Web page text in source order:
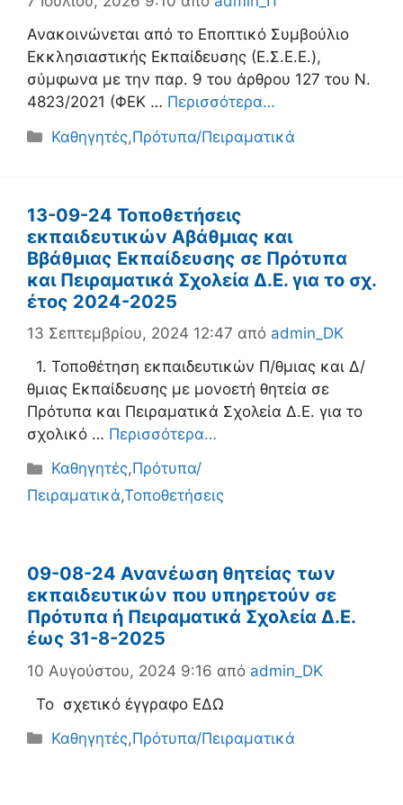
Ανακοινώνεται από το Εποπτικό Συμβούλιο
Εκκλησιαστικής Εκπαίδευσης (Ε.Σ.Ε.Ε.),
σύμφωνα με την παρ. 9 του άρθρου 127 του Ν.
4823/2021 (ΦΕΚ … Περισσότερα…
Κατηγορίες
Καθηγητές,Πρότυπα/Πειραματικά
13-09-24 Τοποθετήσεις
εκπαιδευτικών Αβάθμιας και
Ββάθμιας Εκπαίδευσης σε Πρότυπα
και Πειραματικά Σχολεία Δ.Ε. για το σχ.
έτος 2024-2025
13 Σεπτεμβρίου, 2024 12:47 από admin_DK
1. Τοποθέτηση εκπαιδευτικών Π/θμιας και Δ/
θμιας Εκπαίδευσης με μονοετή θητεία σε
Πρότυπα και Πειραματικά Σχολεία Δ.Ε. για το
σχολικό … Περισσότερα…
Κατηγορίες
Καθηγητές,Πρότυπα/
Πειραματικά,Τοποθετήσεις
09-08-24 Ανανέωση θητείας των
εκπαιδευτικών που υπηρετούν σε
Πρότυπα ή Πειραματικά Σχολεία Δ.Ε.
έως 31-8-2025
10 Αυγούστου, 2024 9:16 από admin_DK
Το σχετικό έγγραφο ΕΔΩ
Κατηγορίες
Καθηγητές,Πρότυπα/Πειραματικά